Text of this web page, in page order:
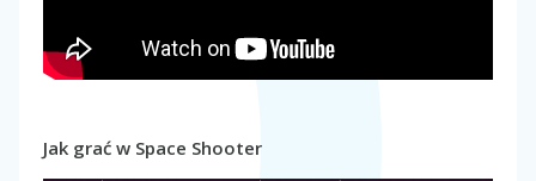
Jak grać w Space Shooter